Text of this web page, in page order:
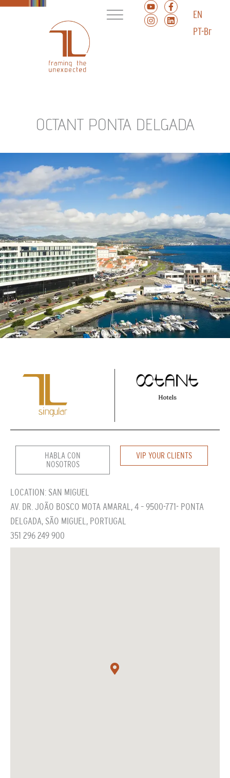
EN
PT-Br
OCTANT PONTA DELGADA
HABLA CON
NOSOTROS
VIP YOUR CLIENTS
LOCATION: SAN MIGUEL
AV. DR. JOÃO BOSCO MOTA AMARAL, 4 – 9500-771- PONTA
DELGADA, SÃO MIGUEL, PORTUGAL
351 296 249 900